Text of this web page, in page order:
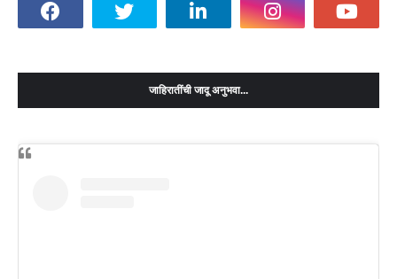
जाहिरातींची जादू अनुभवा...